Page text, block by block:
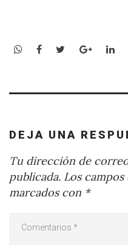
WhatsApp
Facebook
Twitter
DEJA UNA
Tu dirección de
publicada. Los
marcados con *